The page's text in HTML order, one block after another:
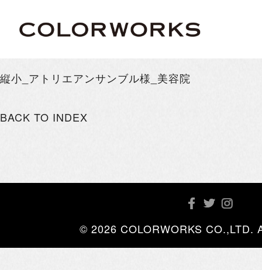
縦小_アトリエアンサンブル様_美容院
BACK TO INDEX
© 2026 COLORWORKS CO.,LTD.